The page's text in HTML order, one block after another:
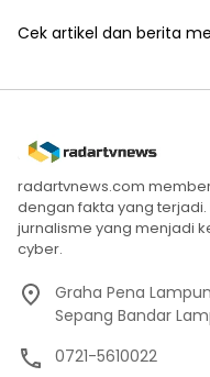
Cek artikel dan berita
radartvnews.com
dengan fakta yang
jurnalisme yang menjadi
cyber.
Graha Pena
Sepang Bandar
0721-5610022